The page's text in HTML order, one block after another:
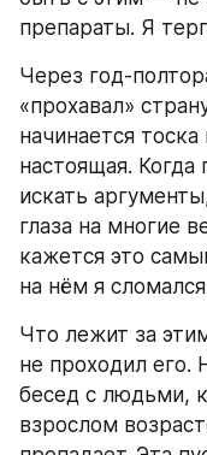
препараты. Я
Через год-
«прохавал»
начинается
настоящая.
искать
глаза на многие
кажется это
на нём я
Что лежит за
не проходил его.
бесед с людьми,
взрослом